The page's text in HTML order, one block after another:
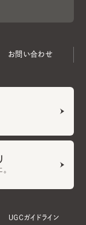
お問い合わせ
UGCガイドライン